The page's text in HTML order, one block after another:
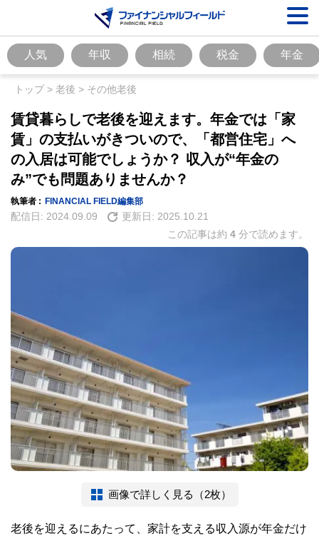
人気 年収 相続 税金 年金
トップ> 老後 > その他老後
賃貸暮らしで老後を迎えます。年金では「家
賃」の支払いがきついので、「都営住宅」へ
の入居は可能でしょうか？ 収入が“年金の
み”でも問題ありませんか？
執筆者 : FINANCIAL FIELD編集部
配信日: 2024.09.09 更新日: 2025.10.21
この記事は約 4 分で読めます。
画像で詳しく見る（2枚）
老後を迎えるにあたって、家計を支える収入源が年金だけ